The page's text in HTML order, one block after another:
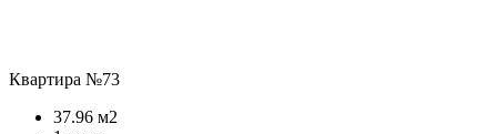
Квартира №73
37.96 м2